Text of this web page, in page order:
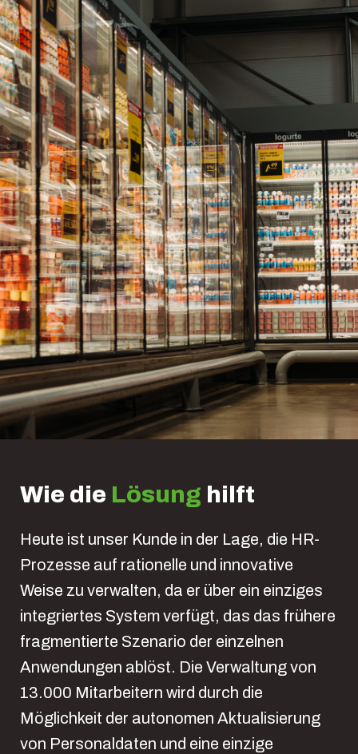
Wie die Lösung hilft
Heute ist unser Kunde in der Lage, die HR-
Prozesse auf rationelle und innovative
Weise zu verwalten, da er über ein einziges
integriertes System verfügt, das das frühere
fragmentierte Szenario der einzelnen
Anwendungen ablöst. Die Verwaltung von
13.000 Mitarbeitern wird durch die
Möglichkeit der autonomen Aktualisierung
von Personaldaten und eine einzige